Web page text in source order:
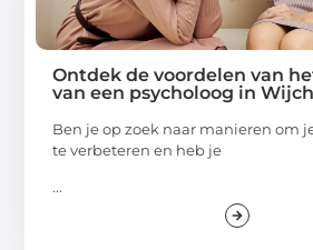
Ontdek de voordelen van
van een psycholoog in
Ben je op zoek naar manieren om
te verbeteren en heb je
...